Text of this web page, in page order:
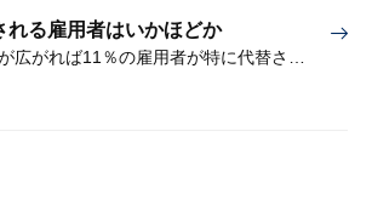
れる雇用者はいかほどか
直近で4％、AI活用が広がれば11％の雇用者が特に代替されやすい